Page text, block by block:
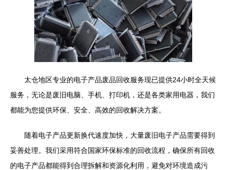
太仓地区专业的电子产品废品回收服务现已提供24小时全天候
服务，无论是废旧电脑、手机、打印机，还是各类家用电器，我们
都能为您提供环保、安全、高效的回收解决方案。
随着电子产品更新换代速度加快，大量废旧电子产品需要得到
妥善处理。我们采用符合国家环保标准的回收流程，确保所有回收
的电子产品都能得到合理拆解和资源化利用，避免对环境造成污